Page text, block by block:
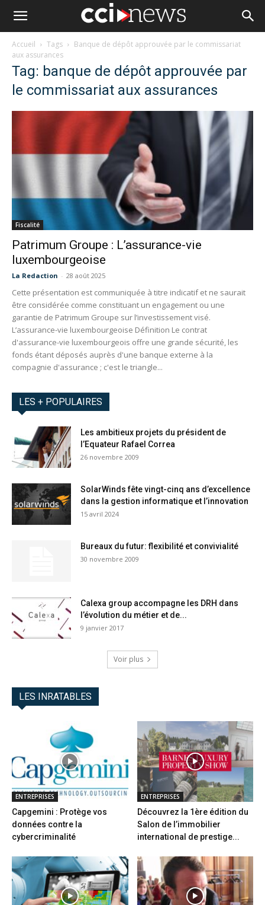
Accueil Tags
Banque de dépôt approuvée par le commissariat
aux assurances
Tag: banque de dépôt approuvée par
le commissariat aux assurances
Fiscalité
Patrimum Groupe : L’assurance-vie
luxembourgeoise
La Redaction - 28 août 2025
Cette présentation est communiquée à titre indicatif et ne saurait
être considérée comme constituant un engagement ou une
garantie de Patrimum Groupe sur l’investissement visé.
L’assurance-vie luxembourgeoise Définition Le contrat
d'assurance-vie luxembourgeois offre une grande sécurité, les
fonds étant déposés auprès d'une banque externe à la
compagnie d'assurance ; c'est le triangle...
LES + POPULAIRES
Les ambitieux projets du président de
l’Equateur Rafael Correa
26 novembre 2009
SolarWinds fête vingt-cinq ans d’excellence
dans la gestion informatique et l’innovation
15 avril 2024
Bureaux du futur: flexibilité et convivialité
30 novembre 2009
Calexa group accompagne les DRH dans
l’évolution du métier et de...
9 janvier 2017
Voir plus
LES INRATABLES
ENTREPRISES
Capgemini : Protège vos
données contre la
cybercriminalité
ENTREPRISES
Découvrez la 1ère édition du
Salon de l’immobilier
international de prestige...